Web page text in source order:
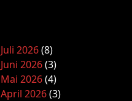
Juli 2026(8)
Juni 2026(3)
Mai 2026(4)
April 2026(3)